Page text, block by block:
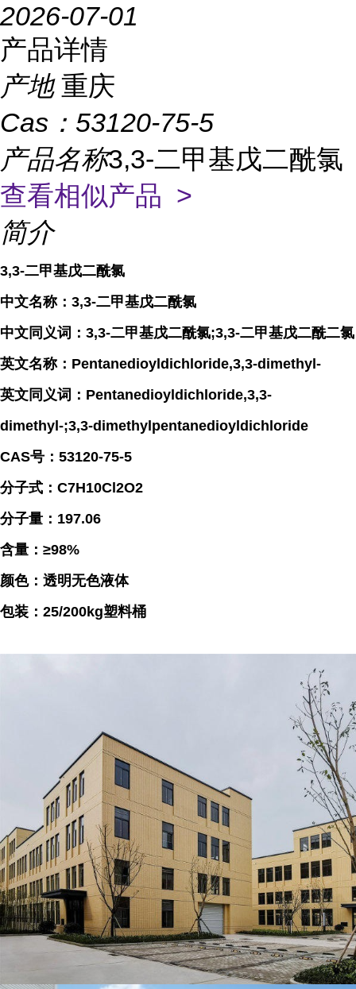
2026-07-01
产品详情
产地 重庆
Cas： 53120-75-5
产品名称3,3-二甲基戊二酰氯
查看相似产品 >
简介
3,3-二甲基戊二酰氯
中文名称：3,3-二甲基戊二酰氯
中文同义词：3,3-二甲基戊二酰氯;3,3-二甲基戊二酰二氯
英文名称：Pentanedioyldichloride,3,3-dimethyl-
英文同义词：Pentanedioyldichloride,3,3-
dimethyl-;3,3-dimethylpentanedioyldichloride
CAS号：53120-75-5
分子式：C7H10Cl2O2
分子量：197.06
含量：≥98%
颜色：透明无色液体
包装：25/200kg塑料桶